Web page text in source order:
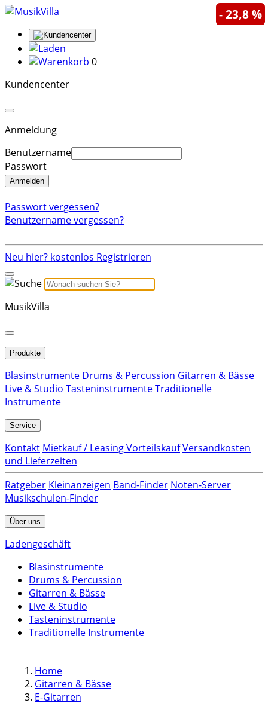
0
Kundencenter
Anmeldung
Benutzername
Passwort
Anmelden
Passwort vergessen?
Benutzername vergessen?
Neu hier? kostenlos Registrieren
MusikVilla
Produkte
Blasinstrumente Drums & Percussion Gitarren & Bässe
Live & Studio TasteninstrumenteTraditionelle
Instrumente
Service
Kontakt Mietkauf / Leasing VorteilskaufVersandkosten
und Lieferzeiten
Ratgeber Kleinanzeigen Band-Finder Noten-Server
Musikschulen-Finder
Über uns
Ladengeschäft
Blasinstrumente
Drums & Percussion
Gitarren & Bässe
Live & Studio
Tasteninstrumente
Traditionelle Instrumente
Home
Gitarren & Bässe
E-Gitarren
- 23,8 %